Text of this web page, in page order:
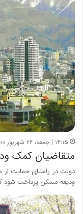
۱۴:۱۵ | جمعه، ۲۶ شهریور ۱۴۰۰
متقاضیان کمک
دولت در راستای حمایت از
ودیعه مسکن پرداخت شود